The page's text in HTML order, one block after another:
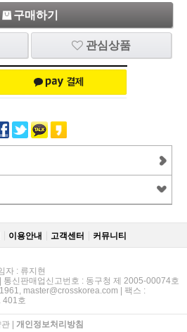
구매하기
관심상품
이용안내 고객센터 커뮤니티
자 : 류지현
신판매업신고번호 : 동구청 제 2005-00074호
master@crosskorea.com | 팩스 :
401호
| 개인정보처리방침